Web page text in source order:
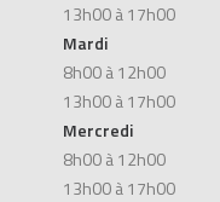
13h00 à 17h00
Mardi
8h00 à 12h00
13h00 à 17h00
Mercredi
8h00 à 12h00
13h00 à 17h00